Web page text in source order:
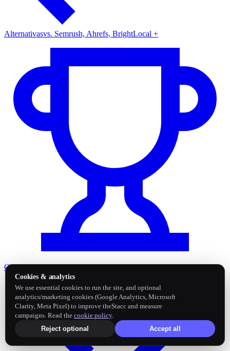
Alternativasvs. Semrush, Ahrefs, BrightLocal +
Guias dos melhoresListas curadas do "melhor tool para X"
Cookies & analytics
We use essential cookies to run the site, and optional
analytics/marketing cookies (Google Analytics, Microsoft
Clarity, Meta Pixel) to improve theStacc and measure
campaigns. Read the cookie policy.
Reject optional
Accept all